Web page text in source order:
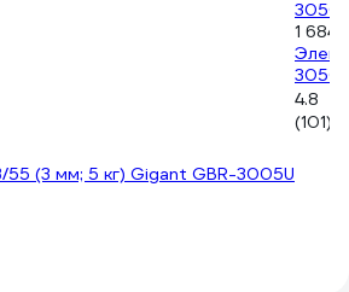
(3 мм; 5 кг) Gigant GBR-3005U
1 684
4.8
(101)